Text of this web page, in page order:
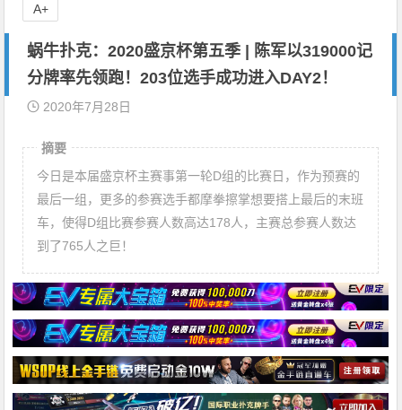
蜗牛扑克：2020盛京杯第五季 | 陈军以319000记
分牌率先领跑！203位选手成功进入DAY2！
2020年7月28日
摘要
今日是本届盛京杯主赛事第一轮D组的比赛日，作为预赛的
最后一组，更多的参赛选手都摩拳擦掌想要搭上最后的末班
车，使得D组比赛参赛人数高达178人，主赛总参赛人数达
到了765人之巨！
A+